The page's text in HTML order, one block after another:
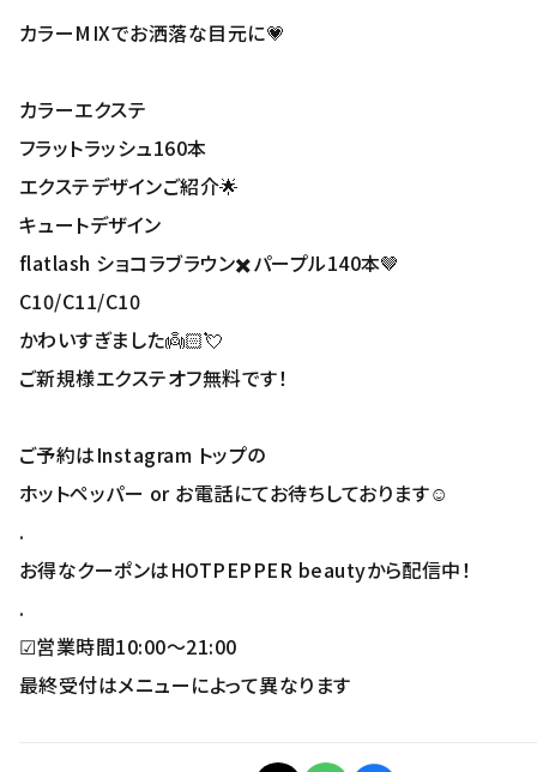
カラーMIXでお洒落な目元に💗
カラーエクステ
フラットラッシュ160本
エクステデザインご紹介🌟
キュートデザイン
flatlash ショコラブラウン✖️パープル140本🤎
C10/C11/C10
かわいすぎました👼🏻💘
ご新規様エクステオフ無料です！
ご予約はInstagram トップの
ホットペッパー or お電話にてお待ちしております☺︎
.
お得なクーポンはHOTPEPPER beautyから配信中！
.
☑︎営業時間10:00〜21:00
最終受付はメニューによって異なります